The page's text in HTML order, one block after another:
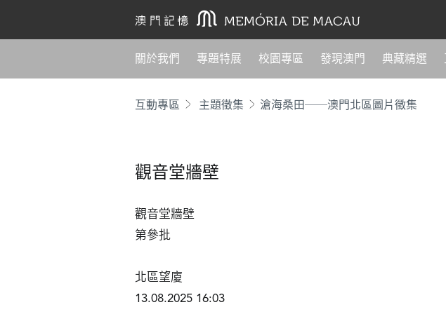
關於我們 專題特展 校園專區 發現澳門 典藏精選
互動專區 主題徵集 滄海桑田──澳門北區圖片徵集
觀音堂牆壁
觀音堂牆壁
第參批
北區望廈
13.08.2025 16:03